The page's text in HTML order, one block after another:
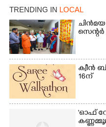
TRENDING IN LOCAL
സെന്റർ
ക്വീൻ
16ന്
'ഓഫ്